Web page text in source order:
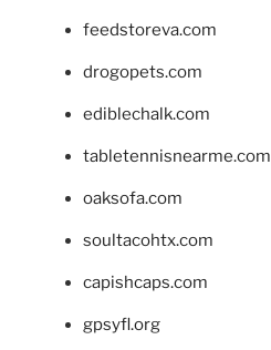
feedstoreva.com
drogopets.com
ediblechalk.com
tabletennisnearme.com
oaksofa.com
soultacohtx.com
capishcaps.com
gpsyfl.org